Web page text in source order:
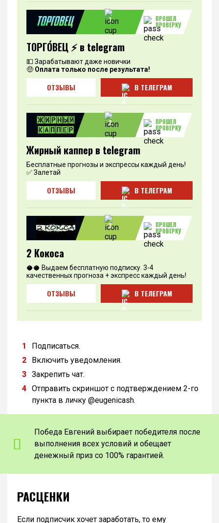
1
ПРОШЕЛ
ПРОВЕРКУ
ТОРГО́ВЕЦ ⚡️ в telegram
💵 Зарабатывают даже новички
🤑 Оплата только после результата!
ОТЗЫВЫ В ТЕЛЕГРАМ
2
ПРОШЕЛ
ПРОВЕРКУ
Жирный каппер в telegram
Бесплатные прогнозы и экспрессы каждый день!
✅ Залетай
ОТЗЫВЫ В ТЕЛЕГРАМ
3
ПРОШЕЛ
ПРОВЕРКУ
2 Кокоса
🥥🥥 Выдаем бесплатную подписку. 3-4
качественных прогноза + экспресс каждый день!
ОТЗЫВЫ В ТЕЛЕГРАМ
Подписаться.
Включить уведомления.
Закрепить чат.
Отправить скриншот с подтверждением 2-го
пункта в личку @eugenicash.
Победа Евгений выбирает победителя после
выполнения всех условий и обещает
денежный приз со 100% гарантией.
РАСЦЕНКИ
Если подписчик хочет заработать, то ему